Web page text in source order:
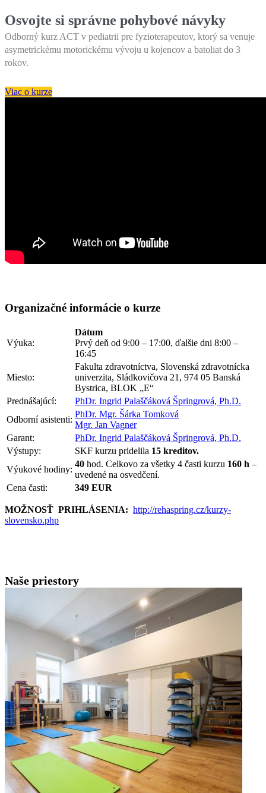
Osvojte si správne pohybové návyky
Odborný kurz ACT v pediatrii pre fyzioterapeutov, ktorý sa venuje
asymetrickému motorickému vývoju u kojencov a batoliat do 3
rokov.
Viac o kurze
Organizačné informácie o kurze
Výuka:
Dátum
Prvý deň od 9:00 – 17:00, ďalšie dni 8:00 –
16:45
Miesto:
Fakulta zdravotníctva, Slovenská zdravotnícka
univerzita, Sládkovičova 21, 974 05 Banská
Bystrica, BLOK „E“
Prednášajúcí:
PhDr. Ingrid Palaščáková Špringrová, Ph.D.
Odborní asistenti:
PhDr. Mgr. Šárka Tomková
Mgr. Jan Vagner
Garant:
PhDr. Ingrid Palaščáková Špringrová, Ph.D.
Výstupy:
SKF kurzu pridelila 15 kreditov.
Výukové hodiny:
40 hod. Celkovo za všetky 4 časti kurzu 160 h –
uvedené na osvedčení.
Cena časti:
349 EUR
MOŽNOSŤ PRIHLÁSENIA: http://rehaspring.cz/kurzy-
slovensko.php
Naše priestory